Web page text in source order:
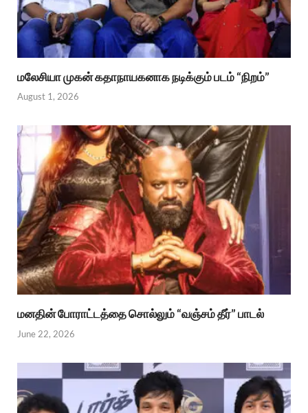
மலேசியா முகன் கதாநாயகனாக நடிக்கும் படம் “நிறம்”
August 1, 2026
மனதின் போராட்டத்தை சொல்லும் “வஞ்சம் தீர்” பாடல்
June 22, 2026